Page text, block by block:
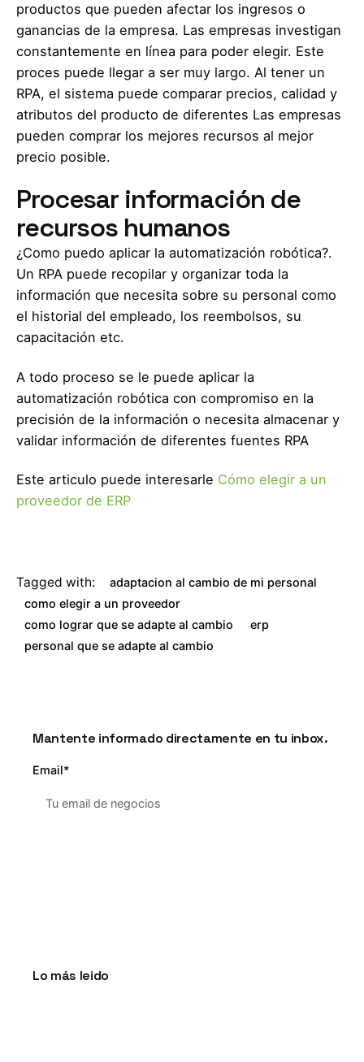
productos que pueden afectar los ingresos o
ganancias de la empresa. Las empresas investigan
constantemente en línea para poder elegir. Este
proces puede llegar a ser muy largo. Al tener un
RPA, el sistema puede comparar precios, calidad y
atributos del producto de diferentes Las empresas
pueden comprar los mejores recursos al mejor
precio posible.
Procesar información de
recursos humanos
¿Como puedo aplicar la automatización robótica?.
Un RPA puede recopilar y organizar toda la
información que necesita sobre su personal como
el historial del empleado, los reembolsos, su
capacitación etc.
A todo proceso se le puede aplicar la
automatización robótica con compromiso en la
precisión de la información o necesita almacenar y
validar información de diferentes fuentes RPA
Este articulo puede interesarle Cómo elegir a un
proveedor de ERP
Tagged with:
adaptacion al cambio de mi personal
como elegir a un proveedor
como lograr que se adapte al cambio
erp
personal que se adapte al cambio
Mantente informado directamente en tu inbox.
Email*
Lo más leido